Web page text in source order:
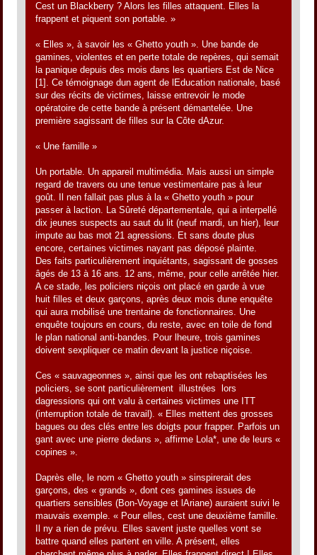
Cest un Blackberry ? Alors les filles attaquent. Elles la
frappent et piquent son portable. »
« Elles », à savoir les « Ghetto youth ». Une bande de
gamines, violentes et en perte totale de repères, qui semait
la panique depuis des mois dans les quartiers Est de Nice
[1]. Ce témoignage dun agent de lEducation nationale, basé
sur des récits de victimes, laisse entrevoir le mode
opératoire de cette bande à présent démantelée. Une
première sagissant de filles sur la Côte dAzur.
« Une famille »
Un portable. Un appareil multimédia. Mais aussi un simple
regard de travers ou une tenue vestimentaire pas à leur
goût. Il nen fallait pas plus à la « Ghetto youth » pour
passer à laction. La Sûreté départementale, qui a interpellé
dix jeunes suspects au saut du lit (neuf mardi, un hier), leur
impute au bas mot 21 agressions. Et sans doute plus
encore, certaines victimes nayant pas déposé plainte.
Des faits particulièrement inquiétants, sagissant de gosses
âgés de 13 à 16 ans. 12 ans, même, pour celle arrêtée hier.
A ce stade, les policiers niçois ont placé en garde à vue
huit filles et deux garçons, après deux mois dune enquête
qui aura mobilisé une trentaine de fonctionnaires. Une
enquête toujours en cours, du reste, avec en toile de fond
le plan national anti-bandes. Pour lheure, trois gamines
doivent sexpliquer ce matin devant la justice niçoise.
Ces « sauvageonnes », ainsi que les ont rebaptisées les
policiers, se sont particulièrement  illustrées  lors
dagressions qui ont valu à certaines victimes une ITT
(interruption totale de travail). « Elles mettent des grosses
bagues ou des clés entre les doigts pour frapper. Parfois un
gant avec une pierre dedans », affirme Lola*, une de leurs «
copines ».
Daprès elle, le nom « Ghetto youth » sinspirerait des
garçons, des « grands », dont ces gamines issues de
quartiers sensibles (Bon-Voyage et lAriane) auraient suivi le
mauvais exemple. « Pour elles, cest une deuxième famille.
Il ny a rien de prévu. Elles savent juste quelles vont se
battre quand elles partent en ville. A présent, elles